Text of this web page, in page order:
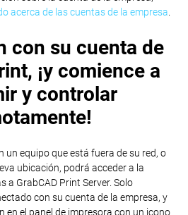
acerca de las cuentas de la empresa
con su cuenta de
¡y comience a
y controlar
un equipo que está fuera de su red, o
ubicación, podrá acceder a la
a GrabCAD Print Server. Solo
con su cuenta de la empresa, y
en el panel de impresora con un icono